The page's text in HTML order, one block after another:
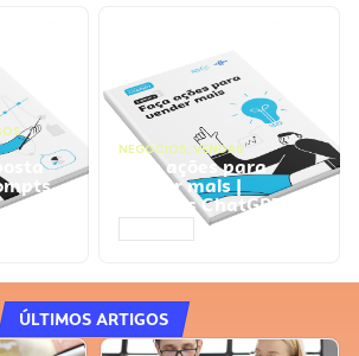
NEGÓCIOS, VENDAS
Faça ações para
vender mais |
Prompts ChatGPT
ÚLTIMOS ARTIGOS